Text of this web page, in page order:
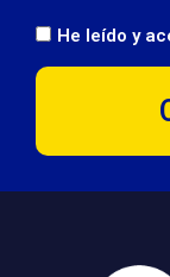
He leído y